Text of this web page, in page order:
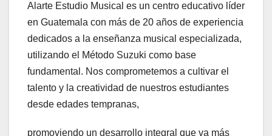
Alarte Estudio Musical es un centro educativo líder
en Guatemala con más de 20 años de experiencia
dedicados a la enseñanza musical especializada,
utilizando el Método Suzuki como base
fundamental. Nos comprometemos a cultivar el
talento y la creatividad de nuestros estudiantes
desde edades tempranas,
promoviendo un desarrollo integral que va más